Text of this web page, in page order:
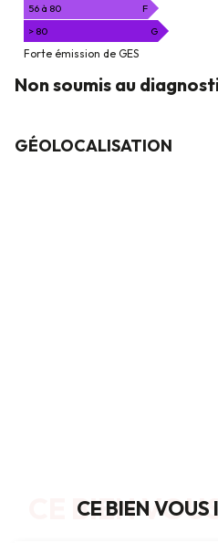
56 à 80
F
> 80
G
Forte émission de GES
Non soumis au
GÉOLOCALISATION
CE BIEN VOUS
CE BIEN